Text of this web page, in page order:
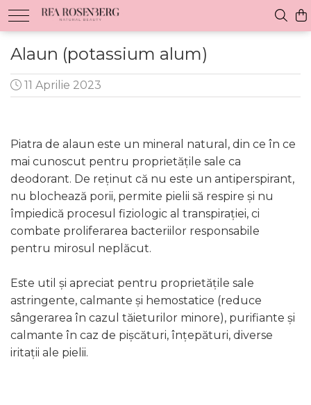
Alaun (potassium alum)
11 Aprilie 2023
Piatra de alaun este un mineral natural, din ce în ce
mai cunoscut pentru proprietățile sale ca
deodorant. De reținut că nu este un antiperspirant,
nu blochează porii, permite pielii să respire și nu
împiedică procesul fiziologic al transpirației, ci
combate proliferarea bacteriilor responsabile
pentru mirosul neplăcut.
Este util și apreciat pentru proprietățile sale
astringente, calmante și hemostatice (reduce
sângerarea în cazul tăieturilor minore), purifiante și
calmante în caz de pișcături, înțepături, diverse
iritații ale pielii.